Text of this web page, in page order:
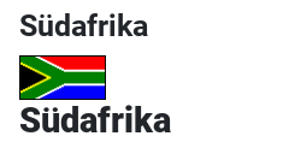
Südafrika
Südafrika